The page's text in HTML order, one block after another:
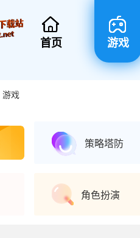
首页 游戏
游戏
策略塔防
角色扮演